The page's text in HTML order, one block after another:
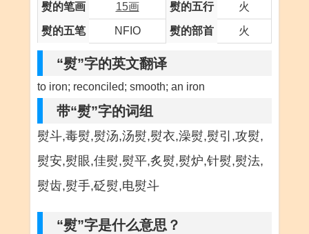
熨的笔画 15画 熨的五行 火
熨的五笔 NFIO 熨的部首 火
“熨”字的英文翻译
to iron; reconciled; smooth; an iron
带“熨”字的词组
熨斗,毒熨,熨汤,汤熨,熨衣,澡熨,熨引,攻熨,
熨安,熨眼,佳熨,熨平,炙熨,熨炉,针熨,熨法,
熨齿,熨手,砭熨,电熨斗
“熨”字是什么意思？